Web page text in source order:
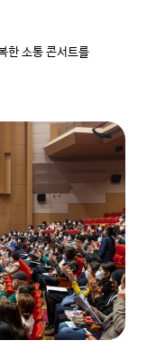
한 소통 콘서트를